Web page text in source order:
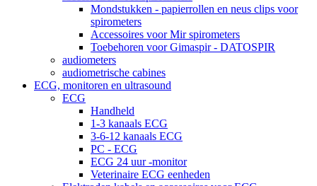
Mondstukken - papierrollen en neus clips voor
spirometers
Accessoires voor Mir spirometers
Toebehoren voor Gimaspir - DATOSPIR
audiometers
audiometrische cabines
ECG, monitoren en ultrasound
ECG
Handheld
1-3 kanaals ECG
3-6-12 kanaals ECG
PC - ECG
ECG 24 uur -monitor
Veterinaire ECG eenheden